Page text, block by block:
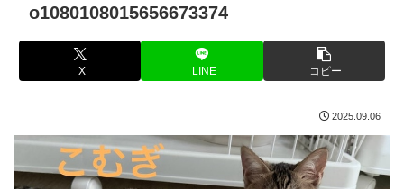
o1080108015656673374
X LINE コピー
2025.09.06